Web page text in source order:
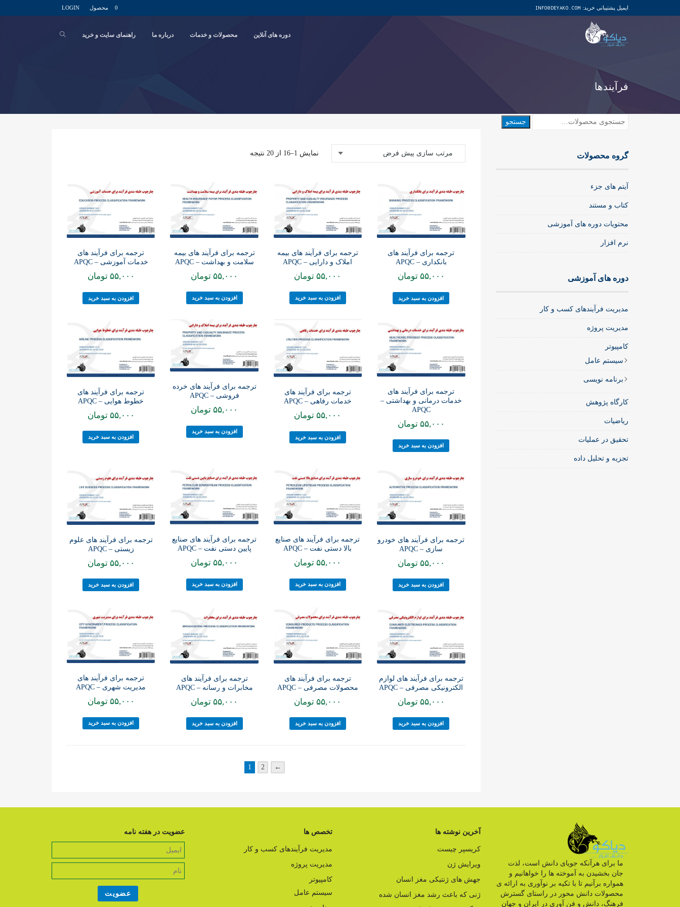
ایمیل پشتیبانی خرید: INFO@DEYAKO.COM
LOGIN 0 محصول
دوره های آنلاین محصولات و خدمات درباره ما راهنمای سایت و خرید
فرآیندها
جستجو
گروه محصولات
آیتم های جزء
کتاب و مستند
محتویات دوره های آموزشی
نرم افزار
دوره های آموزشی
مدیریت فرآیندهای کسب و کار
مدیریت پروژه
کامپیوتر
سیستم عامل
برنامه نویسی
کارگاه پژوهش
ریاضیات
تحقیق در عملیات
تجزیه و تحلیل داده
نمایش 1–16 از 20 نتیجه
ترجمه برای فرآیند های
بانکداری – APQC
۵۵,۰۰۰ تومان
افزودن به سبد خرید
ترجمه برای فرآیند های بیمه
املاک و دارایی – APQC
۵۵,۰۰۰ تومان
افزودن به سبد خرید
ترجمه برای فرآیند های بیمه
سلامت و بهداشت – APQC
۵۵,۰۰۰ تومان
افزودن به سبد خرید
ترجمه برای فرآیند های
خدمات آموزشی – APQC
۵۵,۰۰۰ تومان
افزودن به سبد خرید
ترجمه برای فرآیند های
خدمات درمانی و بهداشتی –
APQC
۵۵,۰۰۰ تومان
افزودن به سبد خرید
ترجمه برای فرآیند های
خدمات رفاهی – APQC
۵۵,۰۰۰ تومان
افزودن به سبد خرید
ترجمه برای فرآیند های خرده
فروشی – APQC
۵۵,۰۰۰ تومان
افزودن به سبد خرید
ترجمه برای فرآیند های
خطوط هوایی – APQC
۵۵,۰۰۰ تومان
افزودن به سبد خرید
ترجمه برای فرآیند های خودرو
سازی – APQC
۵۵,۰۰۰ تومان
افزودن به سبد خرید
ترجمه برای فرآیند های صنایع
بالا دستی نفت – APQC
۵۵,۰۰۰ تومان
افزودن به سبد خرید
ترجمه برای فرآیند های صنایع
پایین دستی نفت – APQC
۵۵,۰۰۰ تومان
افزودن به سبد خرید
ترجمه برای فرآیند های علوم
زیستی – APQC
۵۵,۰۰۰ تومان
افزودن به سبد خرید
ترجمه برای فرآیند های لوازم
الکترونیکی مصرفی – APQC
۵۵,۰۰۰ تومان
افزودن به سبد خرید
ترجمه برای فرآیند های
محصولات مصرفی – APQC
۵۵,۰۰۰ تومان
افزودن به سبد خرید
ترجمه برای فرآیند های
مخابرات و رسانه – APQC
۵۵,۰۰۰ تومان
افزودن به سبد خرید
ترجمه برای فرآیند های
مدیریت شهری – APQC
۵۵,۰۰۰ تومان
افزودن به سبد خرید
1 2 ←
ما برای هرآنکه جویای دانش است، لذت
جان بخشیدن به آموخته ها را خواهانیم و
همواره برآنیم تا با تکیه بر نوآوری به ارائه ی
محصولات دانش محور در راستای گسترش
فرهنگ، دانش و فن آوری در ایران و جهان
آخرین نوشته ها
کریسپر چیست
ویرایش ژن
جهش های ژنتیکی مغز انسان
ژنی که باعث رشد مغز انسان شده
تخصص ها
مدیریت فرآیندهای کسب و کار
مدیریت پروژه
کامپیوتر
سیستم عامل
عضویت در هفته نامه